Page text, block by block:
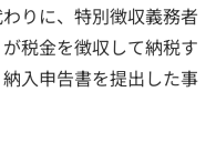
りに、特別徴収義務者
税金を徴収して納税す
入申告書を提出した事